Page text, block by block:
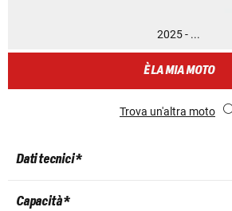
2025 - ...
È LA MIA MOTO
Trova un'altra moto
Dati tecnici *
Capacità *